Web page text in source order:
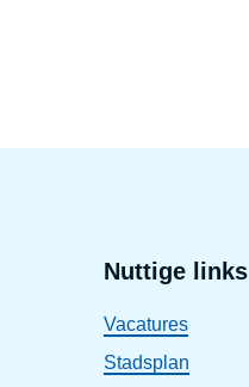
Nuttige links
Vacatures
Stadsplan